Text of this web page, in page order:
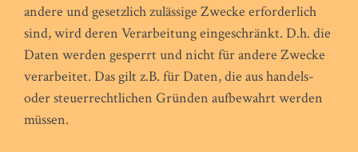
andere und gesetzlich zulässige Zwecke erforderlich
sind, wird deren Verarbeitung eingeschränkt. D.h. die
Daten werden gesperrt und nicht für andere Zwecke
verarbeitet. Das gilt z.B. für Daten, die aus handels-
oder steuerrechtlichen Gründen aufbewahrt werden
müssen.